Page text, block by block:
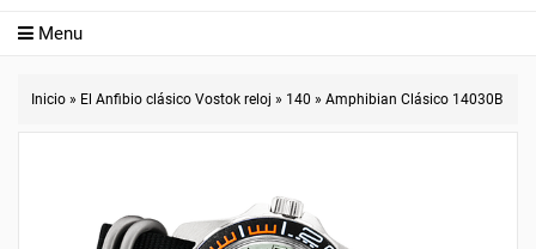
Menu
Inicio » El Anfibio clásico Vostok reloj » 140 » Amphibian Clásico 14030B